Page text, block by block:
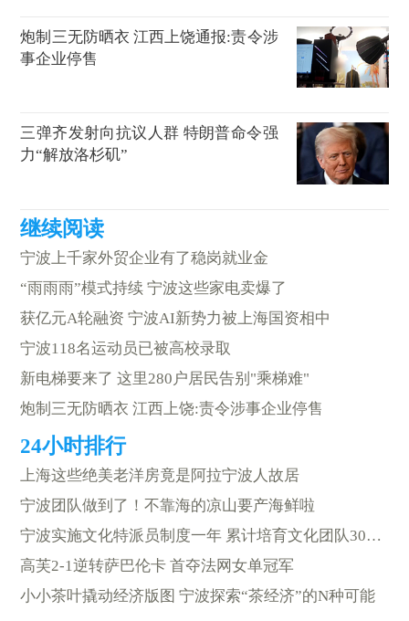
炮制三无防晒衣 江西上饶通报:责令涉
事企业停售
三弹齐发射向抗议人群 特朗普命令强
力“解放洛杉矶”
宁波上千家外贸企业有了稳岗就业金
“雨雨雨”模式持续 宁波这些家电卖爆了
获亿元A轮融资 宁波AI新势力被上海国资相中
宁波118名运动员已被高校录取
新电梯要来了 这里280户居民告别"乘梯难"
炮制三无防晒衣 江西上饶:责令涉事企业停售
上海这些绝美老洋房竟是阿拉宁波人故居
宁波团队做到了！不靠海的凉山要产海鲜啦
宁波实施文化特派员制度一年 累计培育文化团队300余支
高芙2-1逆转萨巴伦卡 首夺法网女单冠军
小小茶叶撬动经济版图 宁波探索“茶经济”的N种可能